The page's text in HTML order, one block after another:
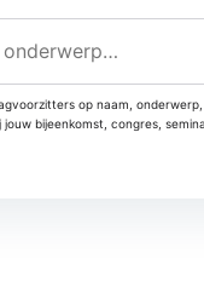
op naam,
jouw bijeenkomst, congres,